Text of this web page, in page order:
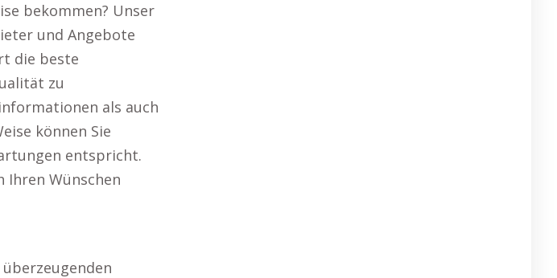
bekommen? Unser
und Angebote
die beste
zu
als auch
können Sie
entspricht.
Ihren Wünschen